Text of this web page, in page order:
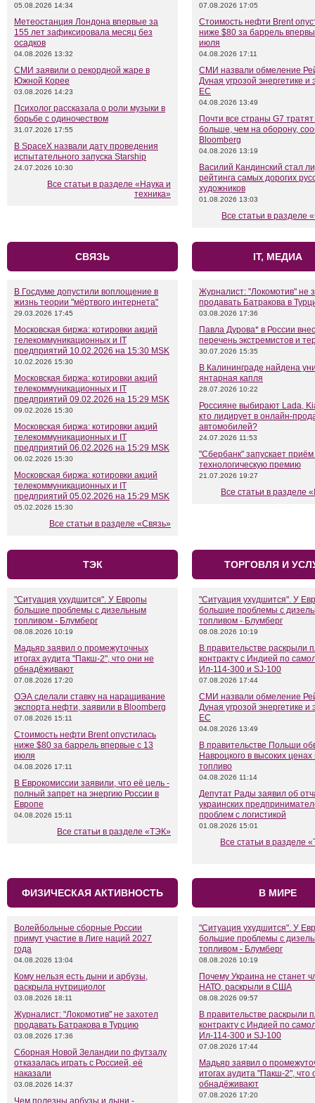
05.08.2026 14:34
Метеостанция Лондона впервые за
155 лет зафиксировала месяц без
осадков
04.08.2026 13:32
СМИ заявили о рекордной жаре в
Южной Корее
03.08.2026 14:23
Психолог рассказала о роли музыки в
борьбе с одиночеством
31.07.2026 17:55
В SpaceX назвали дату проведения
испытательного запуска Starship
24.07.2026 10:30
Все статьи в разделе «Наука и
техника»
07.08.2026 17:05
Стоимость нефти Brent
ниже $80 за баррель
июля
04.08.2026 17:11
СМИ назвали обмеление
Дуная угрозой энергетике и
ЕС
04.08.2026 13:49
Почти все страны G7
больше, чем на оборону,
Bloomberg
04.08.2026 13:19
Василий Кандинский стал
рейтинга самых дорогих
художников
01.08.2026 13:03
Все статьи в разделе
СВЯЗЬ
В Госдуме допустили воплощение в
жизнь теории "мёртвого интернета"
29.03.2026 17:45
Московская биржа: котировки акций
телекоммуникационных и IT
предприятий 10.02.2026 на 15:30 MSK
10.02.2026 15:30
Московская биржа: котировки акций
телекоммуникационных и IT
предприятий 09.02.2026 на 15:29 MSK
09.02.2026 15:30
Московская биржа: котировки акций
телекоммуникационных и IT
предприятий 06.02.2026 на 15:29 MSK
06.02.2026 15:30
Московская биржа: котировки акций
телекоммуникационных и IT
предприятий 05.02.2026 на 15:29 MSK
05.02.2026 15:30
Все статьи в разделе «Связь»
IT, МЕДИА
Журналист: "Локомотив" не
продавать Батракова в
03.08.2026 17:36
Павла Дурова* в России
перечень экстремистов и
30.07.2026 15:35
В Калининграде найдена
янтарная капля
28.07.2026 10:22
Россияне выбирают Lada,
кто лидирует в онлайн-
автомобилей?
24.07.2026 11:53
"Сбербанк" запускает приём
технологическую премию
21.07.2026 19:27
Все статьи в разделе
ТЭК
"Ситуация ухудшится". У Европы
большие проблемы с дизельным
топливом - Блумберг
08.08.2026 10:19
Мадьяр заявил о промежуточных
итогах аудита "Пакш-2", что они не
обнадёживают
07.08.2026 17:20
ОЭА сделали ставку на наращивание
экспорта нефти, заявили в Bloomberg
07.08.2026 15:11
Стоимость нефти Brent опустилась
ниже $80 за баррель впервые с 13
июля
04.08.2026 17:11
В Еврокомиссии заявили, что её цель -
полный запрет на энергию России в
Европе
04.08.2026 15:11
Все статьи в разделе «ТЭК»
ТОРГОВЛЯ И
"Ситуация ухудшится". У
большие проблемы с
топливом - Блумберг
08.08.2026 10:19
В правительстве раскрыли
контракту с Индией по
Ил-114-300 и SJ-100
07.08.2026 17:44
СМИ назвали обмеление
Дуная угрозой энергетике и
ЕС
04.08.2026 13:49
В правительстве Польши
Навроцкого в высоких ценах
топливо
04.08.2026 11:14
Депутат Рады заявил об
украинских
проблем с логистикой
01.08.2026 15:01
Все статьи в разделе
ФИЗИЧЕСКАЯ АКТИВНОСТЬ
Волейбольные сборные России
примут участие в Лиге наций 2027
года
04.08.2026 13:04
Кому нельзя есть дыни и арбузы,
раскрыла нутрициолог
03.08.2026 18:11
Журналист: "Локомотив" не захотел
продавать Батракова в Турцию
03.08.2026 17:36
Сборная Новой Зеландии по футзалу
отказалась играть с Россией, её
наказали
03.08.2026 14:37
Чем полезны арбузы и дыни -
В МИРЕ
"Ситуация ухудшится". У
большие проблемы с
топливом - Блумберг
08.08.2026 10:19
Почему Украина не станет
НАТО, раскрыли в США
08.08.2026 09:57
В правительстве раскрыли
контракту с Индией по
Ил-114-300 и SJ-100
07.08.2026 17:44
Мадьяр заявил о
итогах аудита "Пакш-2", что
обнадёживают
07.08.2026 17:20